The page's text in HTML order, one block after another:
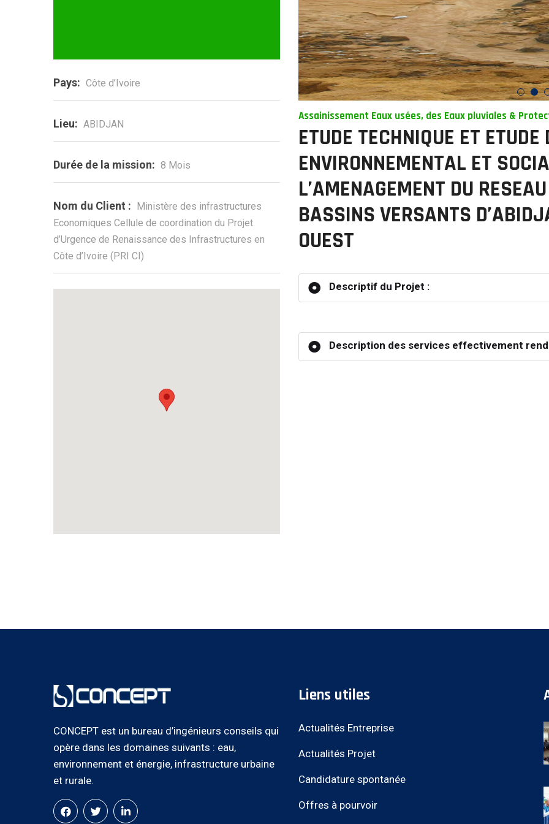
Pays: Côte d’Ivoire
Lieu: ABIDJAN
Durée de la mission: 8 Mois
Nom du Client : Ministère des infrastructures
Economiques Cellule de coordination du Projet
d’Urgence de Renaissance des Infrastructures en
Côte d’Ivoire (PRI CI)
Assainissement Eaux usées, des Eaux pluviales &
ETUDE TECHNIQUE ET ETUDE
ENVIRONNEMENTAL ET
L’AMENAGEMENT DU
BASSINS VERSANTS
OUEST
Descriptif du Projet :
Description des services effectivement
CONCEPT est un bureau d’ingénieurs conseils qui
opère dans les domaines suivants : eau,
environnement et énergie, infrastructure urbaine
et rurale.
Liens utiles
Actualités Entreprise
Actualités Projet
Candidature spontanée
Offres à pourvoir